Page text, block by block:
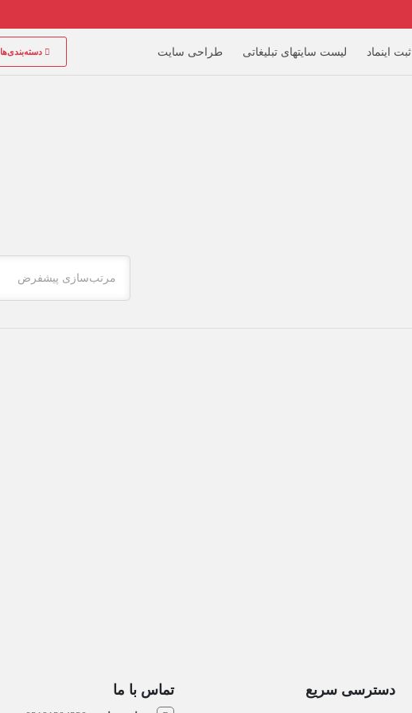
ثبت اینماد لیست سایتهای تبلیغاتی طراحی سایت دسته‌بندی‌ها
مرتب‌سازی پیشفرض
دسترسی سریع تماس با ما